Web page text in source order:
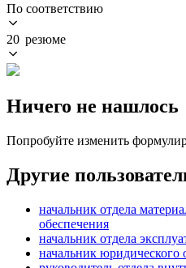
По соответствию
20 резюме
Ничего не нашлось
Попробуйте изменить
Другие
начальник отдела
обеспечения
начальник отдела
начальник юридического